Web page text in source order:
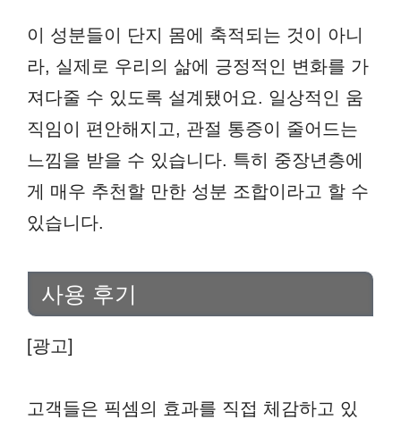
이 성분들이 단지 몸에 축적되는 것이 아니
라, 실제로 우리의 삶에 긍정적인 변화를 가
져다줄 수 있도록 설계됐어요. 일상적인 움
직임이 편안해지고, 관절 통증이 줄어드는
느낌을 받을 수 있습니다. 특히 중장년층에
게 매우 추천할 만한 성분 조합이라고 할 수
있습니다.
사용 후기
[광고]
고객들은 픽셈의 효과를 직접 체감하고 있